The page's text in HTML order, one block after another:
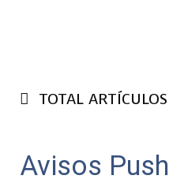
TOTAL ARTÍCULOS
Avisos Push